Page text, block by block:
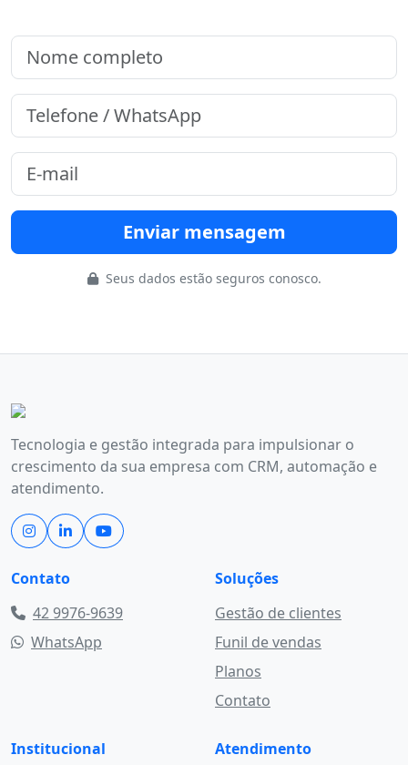
Enviar mensagem
Tecnologia e gestão integrada para impulsionar o
crescimento da sua empresa com CRM, automação e
atendimento.
Contato
42 9976-9639
Soluções
Gestão de clientes
Funil de vendas
Planos
Contato